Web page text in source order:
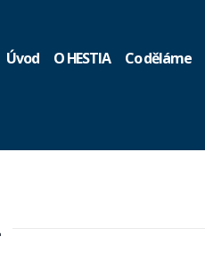
Úvod O HESTIA Co děláme